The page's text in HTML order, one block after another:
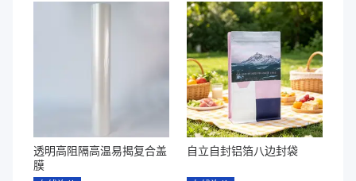
透明高阻隔高温易揭复合盖
膜
自立自封铝箔八边封袋